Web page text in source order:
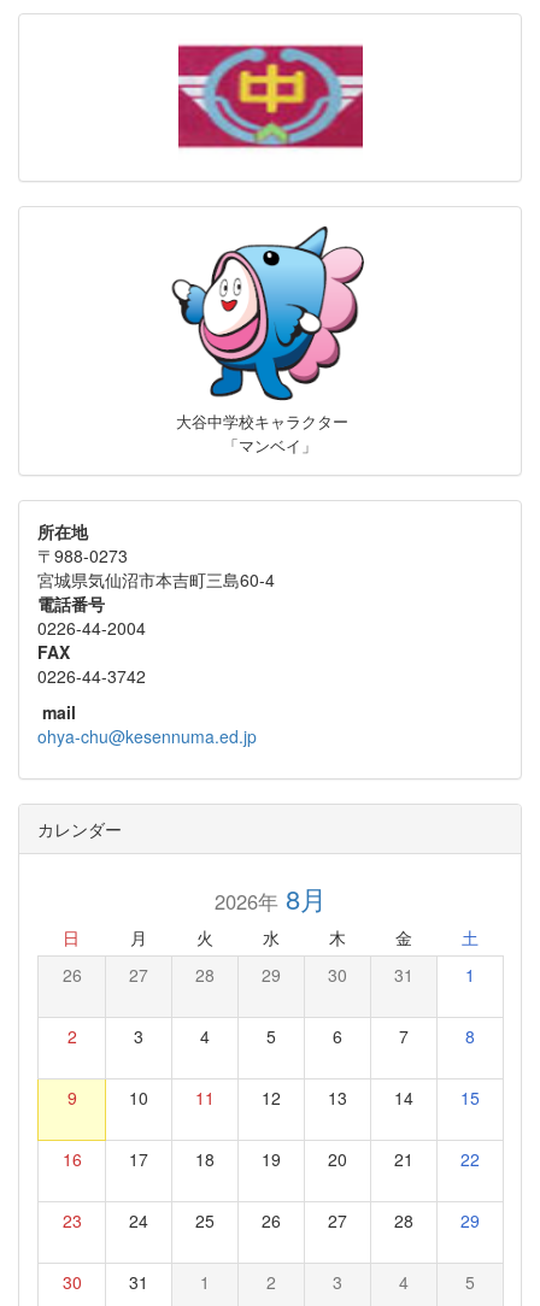
大谷中学校キャラクター
「マンベイ」
所在地
〒988-0273
宮城県気仙沼市本吉町三島60-4
電話番号
0226-44-2004
FAX
0226-44-3742
mail
ohya-chu@kesennuma.ed.jp
カレンダー
2026年8月
日 月 火 水 木 金 土
26 27 28 29 30 31 1
2 3 4 5 6 7 8
9 10 11 12 13 14 15
16 17 18 19 20 21 22
23 24 25 26 27 28 29
30 31 1 2 3 4 5